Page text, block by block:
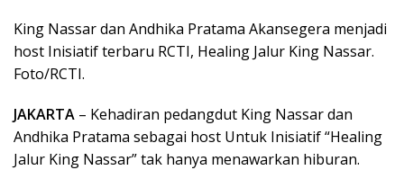
King Nassar dan Andhika Pratama Akansegera menjadi
host Inisiatif terbaru RCTI, Healing Jalur King Nassar.
Foto/RCTI.
JAKARTA – Kehadiran pedangdut King Nassar dan
Andhika Pratama sebagai host Untuk Inisiatif “Healing
Jalur King Nassar” tak hanya menawarkan hiburan.